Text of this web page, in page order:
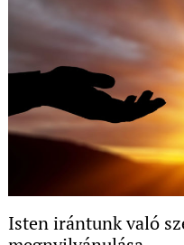
Isten irántunk való